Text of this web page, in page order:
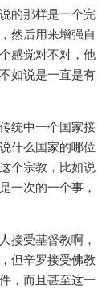
的那样是一个完
然后用来增强自
感觉对不对，他
如说是一直是有
统中一个国家接
什么国家的哪位
个宗教，比如说
一次的一个事，
接受基督教啊，
但辛罗接受佛教
，而且甚至这一